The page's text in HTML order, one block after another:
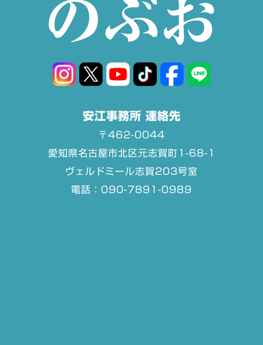
安江事務所 連絡先
〒462-0044
愛知県名古屋市北区元志賀町1-68-1
ヴェルドミール志賀203号室
電話：090-7891-0989